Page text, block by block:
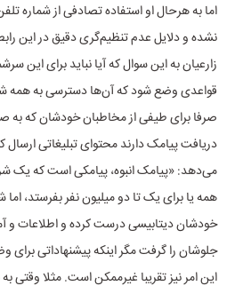
اما به هرحال او استفاده تصادفی از شماره
نشده و دلایل عدم تنظیم‌گری دقیق در این
زارعیان به این سوال که آیا نباید برای این
قواعدی وضع شود که آن‌ها دسترسی به همه
صرفا برای طیفی از مخاطبان خودشان که به
دریافت پیامک دارند محتوای تبلیغاتی ارسال
می‌دهد: «پیامک انبوه، پیامکی است که یک
همه یا برای یک تا دو میلیون نفر بفرستد،
خودشان دیتا‌بیسی درست کرده و اطلاعات و
جلو‌شان را گرفت مگر اینکه پیشنهاداتی برای
این امر نیز تقریبا غیر‌ممکن است. مثلا وقتی